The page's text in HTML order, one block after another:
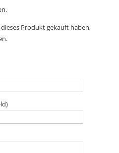
Produkt gekauft haben,